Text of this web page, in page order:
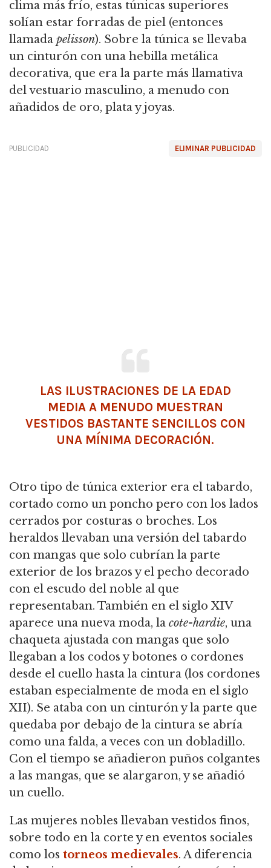
clima más frío, estas túnicas superiores
solían estar forradas de piel (entonces
llamada pelisson). Sobre la túnica se llevaba
un cinturón con una hebilla metálica
decorativa, que era la parte más llamativa
del vestuario masculino, a menudo con
añadidos de oro, plata y joyas.
ELIMINAR PUBLICIDAD
PUBLICIDAD
LAS ILUSTRACIONES DE LA EDAD
MEDIA A MENUDO MUESTRAN
VESTIDOS BASTANTE SENCILLOS CON
UNA MÍNIMA DECORACIÓN.
Otro tipo de túnica exterior era el tabardo,
cortado como un poncho pero con los lados
cerrados por costuras o broches. Los
heraldos llevaban una versión del tabardo
con mangas que solo cubrían la parte
exterior de los brazos y el pecho decorado
con el escudo del noble al que
representaban. También en el siglo XIV
aparece una nueva moda, la cote-hardie, una
chaqueta ajustada con mangas que solo
llegaban a los codos y botones o cordones
desde el cuello hasta la cintura (los cordones
estaban especialmente de moda en el siglo
XII). Se ataba con un cinturón y la parte que
quedaba por debajo de la cintura se abría
como una falda, a veces con un dobladillo.
Con el tiempo se añadieron puños colgantes
a las mangas, que se alargaron, y se añadió
un cuello.
Las mujeres nobles llevaban vestidos finos,
sobre todo en la corte y en eventos sociales
como los torneos medievales. A diferencia